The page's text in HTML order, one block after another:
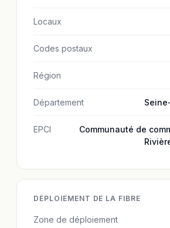
Locaux
Codes postaux
Région
Département
EPCI
Communauté de
DÉPLOIEMENT DE LA FIBRE
Zone de déploiement